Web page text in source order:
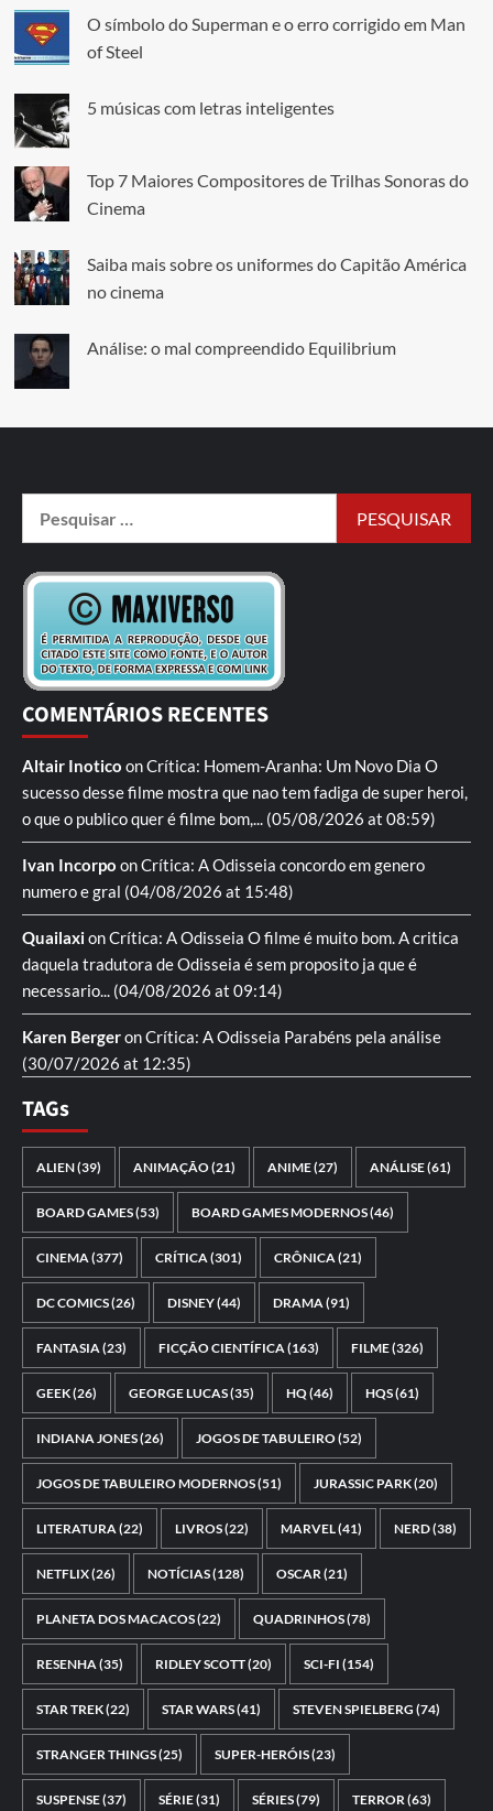
O símbolo do Superman e o erro corrigido em Man
of Steel
5 músicas com letras inteligentes
Top 7 Maiores Compositores de Trilhas Sonoras do
Cinema
Saiba mais sobre os uniformes do Capitão América
no cinema
Análise: o mal compreendido Equilibrium
COMENTÁRIOS RECENTES
Altair Inotico onCrítica: Homem-Aranha: Um Novo Dia O
sucesso desse filme mostra que nao tem fadiga de super heroi,
o que o publico quer é filme bom,... (05/08/2026 at 08:59)
Ivan Incorpo onCrítica: A Odisseia concordo em genero
numero e gral (04/08/2026 at 15:48)
QuailaxionCrítica: A Odisseia O filme é muito bom. A critica
daquela tradutora de Odisseia é sem proposito ja que é
necessario... (04/08/2026 at 09:14)
Karen BergeronCrítica: A Odisseia Parabéns pela análise
(30/07/2026 at 12:35)
TAGs
ALIEN(39) ANIMAÇÃO(21) ANIME(27) ANÁLISE(61)
BOARD GAMES(53) BOARD GAMES MODERNOS(46)
CINEMA(377) CRÍTICA(301) CRÔNICA(21)
DC COMICS(26) DISNEY(44) DRAMA(91)
FANTASIA(23) FICÇÃO CIENTÍFICA(163) FILME(326)
GEEK(26) GEORGE LUCAS(35) HQ(46) HQS(61)
INDIANA JONES(26) JOGOS DE TABULEIRO(52)
JOGOS DE TABULEIRO MODERNOS(51) JURASSIC PARK(20)
LITERATURA(22) LIVROS(22) MARVEL(41) NERD(38)
NETFLIX(26) NOTÍCIAS(128) OSCAR(21)
PLANETA DOS MACACOS(22) QUADRINHOS(78)
RESENHA(35) RIDLEY SCOTT(20) SCI-FI (154)
STAR TREK(22) STAR WARS(41) STEVEN SPIELBERG (74)
STRANGER THINGS(25) SUPER-HERÓIS(23)
SUSPENSE(37) SÉRIE(31) SÉRIES(79) TERROR(63)